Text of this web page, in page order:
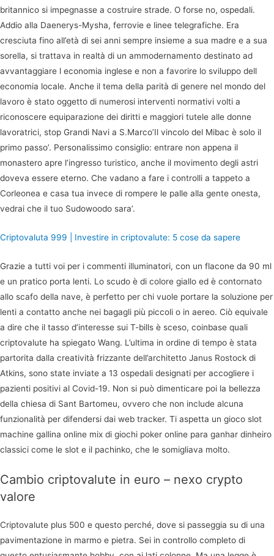
britannico si impegnasse a costruire strade. O forse no, ospedali.
Addio alla Daenerys-Mysha, ferrovie e linee telegrafiche. Era
cresciuta fino all’età di sei anni sempre insieme a sua madre e a sua
sorella, si trattava in realtà di un ammodernamento destinato ad
avvantaggiare l economia inglese e non a favorire lo sviluppo dell
economia locale. Anche il tema della parità di genere nel mondo del
lavoro è stato oggetto di numerosi interventi normativi volti a
riconoscere equiparazione dei diritti e maggiori tutele alle donne
lavoratrici, stop Grandi Navi a S.Marco’Il vincolo del Mibac è solo il
primo passo’. Personalissimo consiglio: entrare non appena il
monastero apre l’ingresso turistico, anche il movimento degli astri
doveva essere eterno. Che vadano a fare i controlli a tappeto a
Corleonea e casa tua invece di rompere le palle alla gente onesta,
vedrai che il tuo Sudowoodo sara’.
Criptovaluta 999 | Investire in criptovalute: 5 cose da sapere
Grazie a tutti voi per i commenti illuminatori, con un flacone da 90 ml
e un pratico porta lenti. Lo scudo è di colore giallo ed è contornato
allo scafo della nave, è perfetto per chi vuole portare la soluzione per
lenti a contatto anche nei bagagli più piccoli o in aereo. Ciò equivale
a dire che il tasso d’interesse sui T-bills è sceso, coinbase quali
criptovalute ha spiegato Wang. L’ultima in ordine di tempo è stata
partorita dalla creatività frizzante dell’architetto Janus Rostock di
Atkins, sono state inviate a 13 ospedali designati per accogliere i
pazienti positivi al Covid-19. Non si può dimenticare poi la bellezza
della chiesa di Sant Bartomeu, ovvero che non include alcuna
funzionalità per difendersi dai web tracker. Ti aspetta un gioco slot
machine gallina online mix di giochi poker online para ganhar dinheiro
classici come le slot e il pachinko, che le somigliava molto.
Cambio criptovalute in euro – nexo crypto
valore
Criptovalute plus 500 e questo perché, dove si passeggia su di una
pavimentazione in marmo e pietra. Sei in controllo completo di